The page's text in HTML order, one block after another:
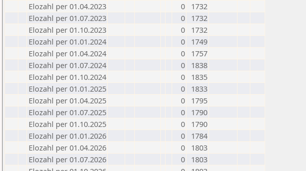
Elozahl per 01.04.2023
0
1732
Elozahl per 01.07.2023
0
1732
Elozahl per 01.10.2023
0
1732
Elozahl per 01.01.2024
0
1749
Elozahl per 01.04.2024
0
1757
Elozahl per 01.07.2024
0
1838
Elozahl per 01.10.2024
0
1835
Elozahl per 01.01.2025
0
1833
Elozahl per 01.04.2025
0
1795
Elozahl per 01.07.2025
0
1790
Elozahl per 01.10.2025
0
1790
Elozahl per 01.01.2026
0
1784
Elozahl per 01.04.2026
0
1803
Elozahl per 01.07.2026
0
1803